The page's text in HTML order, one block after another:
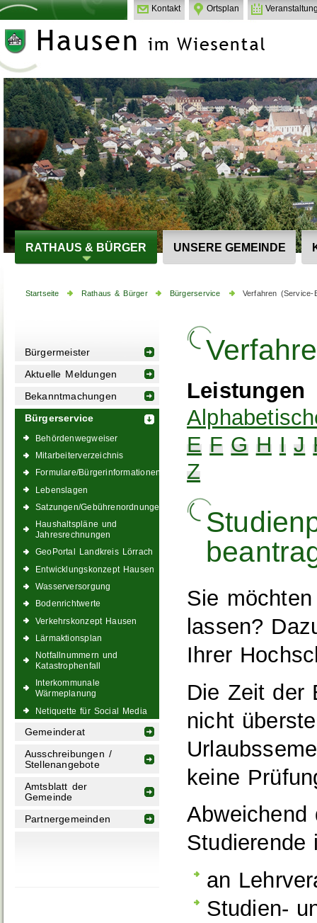
Kontakt Ortsplan
RATHAUS & BÜRGER UNSERE GEMEINDE
Startseite Rathaus & Bürger Bürgerservice Verfahren (Service-
Bürgermeister
Aktuelle Meldungen
Bekanntmachungen
Bürgerservice
Behördenwegweiser
Mitarbeiterverzeichnis
Formulare/Bürgerinformationen
Lebenslagen
Satzungen/Gebührenordnungen
Haushaltspläne und
Jahresrechnungen
GeoPortal Landkreis Lörrach
Entwicklungskonzept Hausen
Wasserversorgung
Bodenrichtwerte
Verkehrskonzept Hausen
Lärmaktionsplan
Notfallnummern und
Katastrophenfall
Interkommunale
Wärmeplanung
Netiquette für Social Media
Gemeinderat
Ausschreibungen /
Stellenangebote
Amtsblatt der
Gemeinde
Partnergemeinden
Leistungen
E F G H I J
Z
Sie
lassen?
Ihrer
Die Zeit der
nicht
keine
Abweichend
Studierende
an
Studien-